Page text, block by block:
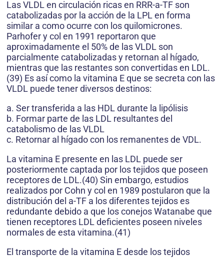
Las VLDL en circulación ricas en RRR-a-TF son
catabolizadas por la acción de la LPL en forma
similar a como ocurre con los quilomicrones.
Parhofer y col en 1991 reportaron que
aproximadamente el 50% de las VLDL son
parcialmente catabolizadas y retornan al hígado,
mientras que las restantes son convertidas en LDL.
(39) Es así como la vitamina E que se secreta con las
VLDL puede tener diversos destinos:
a. Ser transferida a las HDL durante la lipólisis
b. Formar parte de las LDL resultantes del
catabolismo de las VLDL
c. Retornar al hígado con los remanentes de VDL.
La vitamina E presente en las LDL puede ser
posteriormente captada por los tejidos que poseen
receptores de LDL.(40) Sin embargo, estudios
realizados por Cohn y col en 1989 postularon que la
distribución del a-TF a los diferentes tejidos es
redundante debido a que los conejos Watanabe que
tienen receptores LDL deficientes poseen niveles
normales de esta vitamina.(41)
El transporte de la vitamina E desde los tejidos